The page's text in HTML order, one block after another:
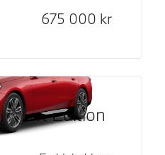
Kontantpris
675 000 kr
Edition